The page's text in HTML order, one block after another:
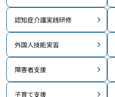
認知症介護実践研修
外国人技能実習
障害者支援
子育て支援